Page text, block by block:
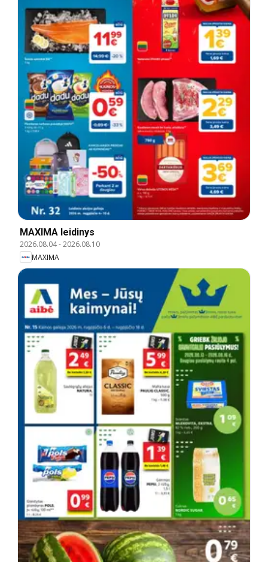
MAXIMA leidinys
2026.08.04-2026.08.10
MAXIMA